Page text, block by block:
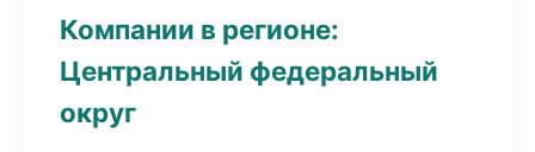
Компании в регионе:
Центральный федеральный
округ